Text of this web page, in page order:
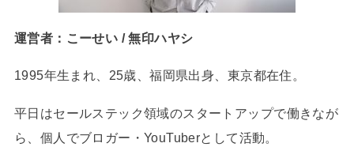
運営者：こーせい / 無印ハヤシ
1995年生まれ、25歳、福岡県出身、東京都在住。
平日はセールステック領域のスタートアップで働きなが
ら、個人でブロガー・YouTuberとして活動。